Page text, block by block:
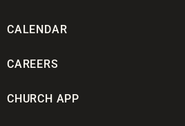
CALENDAR
CAREERS
CHURCH APP